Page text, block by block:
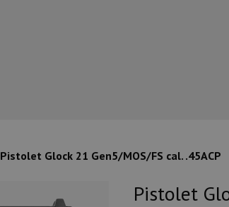
Pistolet Glock 21 Gen5/MOS/FS cal. .45ACP
Pistolet